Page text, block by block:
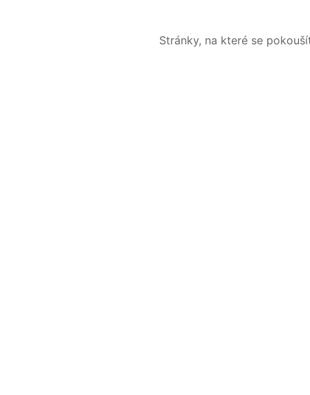
Stránky, na které se